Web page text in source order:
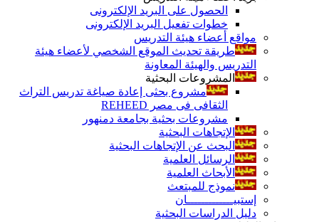
الحصول على البريد الإلكترونى
خطوات تفعيل البريد الإلكترونى
مواقع أعضاء هيئة التدريس
طريقة تحديث الموقع الشخصي لأعضاء هيئة
التدريس والهيئة المعاونة
المشروعات البحثية
مشروع بحثى إعادة صياغة تدريس التراث
الثقافى فى مصر REHEED
مشروعات بحثية بجامعة دمنهور
الإتجاهات البحثية
البحث عن الإتجاهات البحثية
الرسائل العلمية
الأبحاث العلمية
نموذج للمبتعث
إستبيـــــــــــــان
دليل الدراسات البحثية